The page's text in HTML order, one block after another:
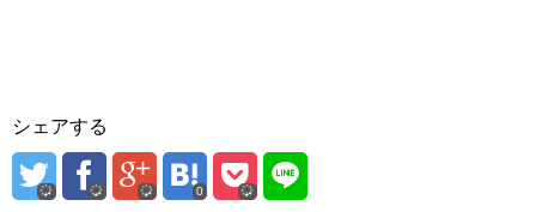
シェアする
0